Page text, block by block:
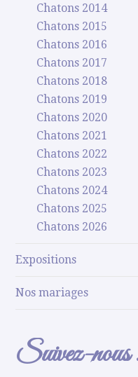
Chatons 2014
Chatons 2015
Chatons 2016
Chatons 2017
Chatons 2018
Chatons 2019
Chatons 2020
Chatons 2021
Chatons 2022
Chatons 2023
Chatons 2024
Chatons 2025
Chatons 2026
Expositions
Nos mariages
Suivez-